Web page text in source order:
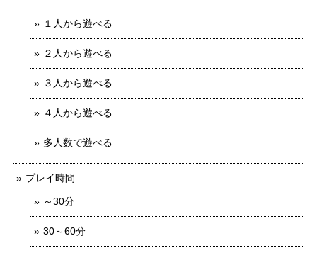
１人から遊べる
２人から遊べる
３人から遊べる
４人から遊べる
多人数で遊べる
プレイ時間
～30分
30～60分